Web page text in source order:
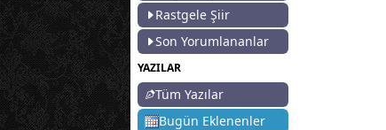
Rastgele Şiir
Son Yorumlananlar
YAZILAR
Tüm Yazılar
Bugün Eklenenler